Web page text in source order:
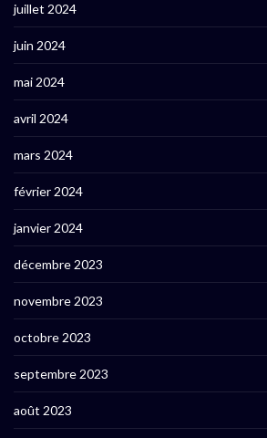
juillet 2024
juin 2024
mai 2024
avril 2024
mars 2024
février 2024
janvier 2024
décembre 2023
novembre 2023
octobre 2023
septembre 2023
août 2023